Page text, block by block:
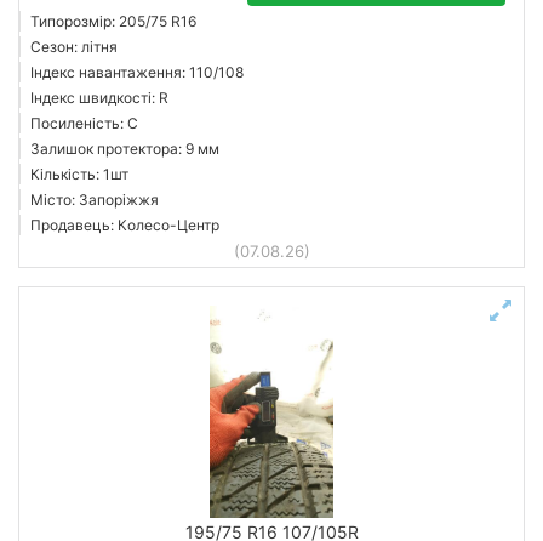
Типорозмір: 205/75 R16
Сезон: літня
Індекс навантаження: 110/108
Індекс швидкості: R
Посиленість: C
Залишок протектора: 9 мм
Кількість: 1шт
Місто: Запоріжжя
Продавець: Колесо-Центр
(07.08.26)
195/75 R16 107/105R